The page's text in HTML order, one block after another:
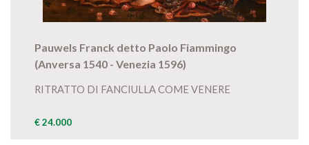
Pauwels Franck detto Paolo Fiammingo
(Anversa 1540 - Venezia 1596)
RITRATTO DI FANCIULLA COME VENERE
€ 24.000